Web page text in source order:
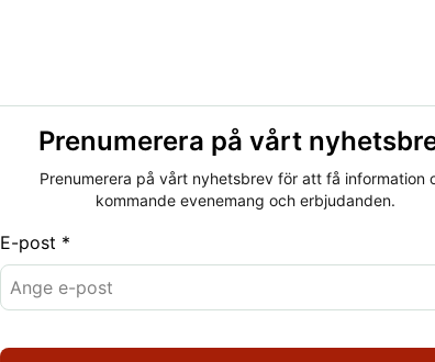
Prenumerera på vårt
Prenumerera på vårt nyhetsbrev för att få information
kommande evenemang och erbjudanden.
E-post *